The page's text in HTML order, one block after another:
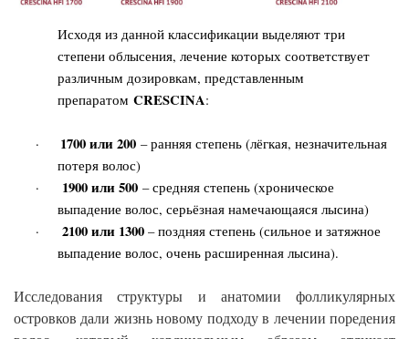
Исходя из данной классификации выделяют три
степени облысения, лечение которых соответствует
различным дозировкам, представленным
препаратом CRESCINA:
· 1700 или 200 – ранняя степень (лёгкая, незначительная
потеря волос)
·
1900 или 500 – средняя степень (хроническое
выпадение волос, серьёзная намечающаяся лысина)
·
2100 или 1300 – поздняя степень (сильное и затяжное
выпадение волос, очень расширенная лысина).
Исследования структуры и анатомии фолликулярных
островков дали жизнь новому подходу в лечении поредения